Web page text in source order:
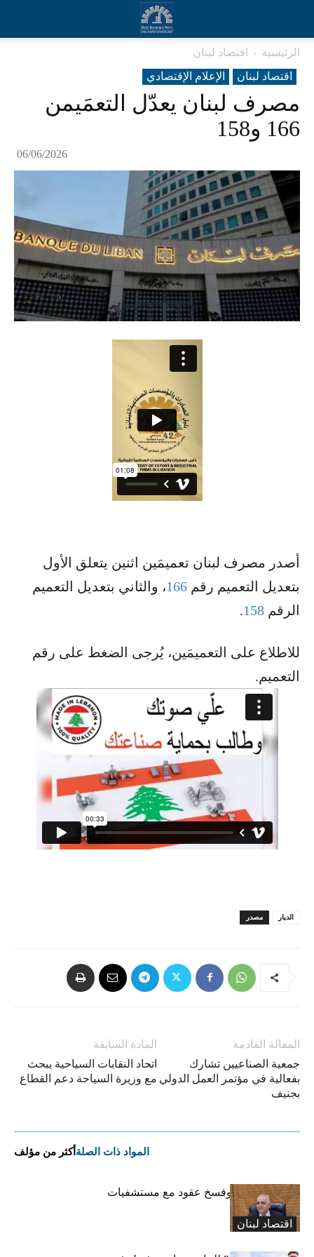
الرئيسية
اقتصاد لبنان
اقتصاد لبنان
الإعلام الإقتصادي
مصرف لبنان يعدّل التعمَيمن
166 و158
06/06/2026
أصدر مصرف لبنان تعميمَين اثنين يتعلق الأول
بتعديل التعميم رقم 166، والثاني بتعديل التعميم
الرقم 158
.
للاطلاع على التعميمَين، يُرجى الضغط على رقم
التعميم.
مصدر الديار
المادة السابقة
اتحاد النقابات السياحية يبحث
مع وزيرة السياحة دعم القطاع
المقالة القادمة
جمعية الصناعيين تشارك
بفعالية في مؤتمر العمل الدولي
بجنيف
المواد ذات الصلةأكثر من مؤلف
اقتصاد لبنان
كركي: إنذارات وفسخ عقود مع مستشفيات
مخالفة